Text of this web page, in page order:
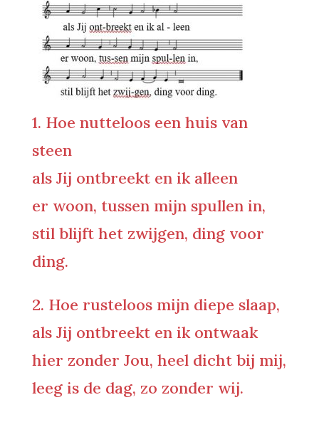
1. Hoe nutteloos een huis van
steen
als Jij ontbreekt en ik alleen
er woon, tussen mijn spullen in,
stil blijft het zwijgen, ding voor
ding.
2. Hoe rusteloos mijn diepe slaap,
als Jij ontbreekt en ik ontwaak
hier zonder Jou, heel dicht bij mij,
leeg is de dag, zo zonder wij.